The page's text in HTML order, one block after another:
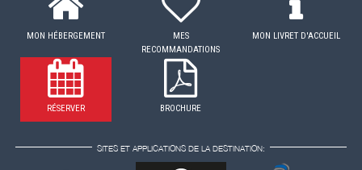
MON HÉBERGEMENT
MES
RECOMMANDATIONS
MON LIVRET D'ACCUEIL
RÉSERVER BROCHURE
SITES ET APPLICATIONS DE LA DESTINATION: